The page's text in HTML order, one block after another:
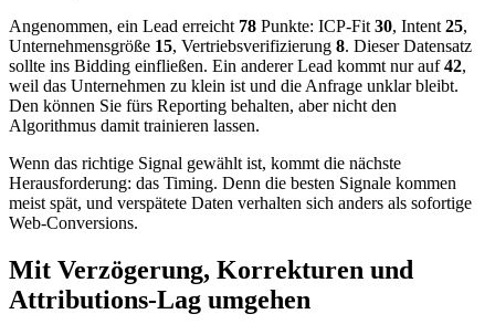
Angenommen, ein Lead erreicht 78 Punkte: ICP-Fit 30, Intent 25,
Unternehmensgröße 15, Vertriebsverifizierung 8. Dieser Datensatz
sollte ins Bidding einfließen. Ein anderer Lead kommt nur auf42,
weil das Unternehmen zu klein ist und die Anfrage unklar bleibt.
Den können Sie fürs Reporting behalten, aber nicht den
Algorithmus damit trainieren lassen.
Wenn das richtige Signal gewählt ist, kommt die nächste
Herausforderung: das Timing. Denn die besten Signale kommen
meist spät, und verspätete Daten verhalten sich anders als sofortige
Web-Conversions.
Mit Verzögerung, Korrekturen und
Attributions-Lag umgehen